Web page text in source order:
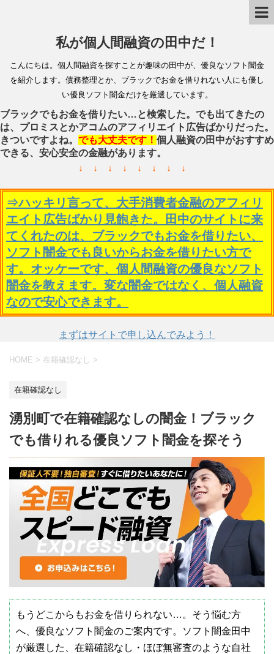
私が個人間融資の田中だ！
こんにちは。個人間融資を探すことが趣味の田中が、優良なソフト闇金
を紹介します。債務整理とか、ブラックでお金を借りれない人にも優し
い優良ソフト闇金だけを厳選しています。
ブラックでもお金を借りたい…と検索した。でも出てきたの
は、プロミスとかアコムのアフィリエイト広告ばかりだった。
きついですよね。 でも大丈夫です！ 個人融資の田中がおすすめ
できる、安心安全の金融があります。
↓ ↓ ↓ ↓ ↓ ↓ ↓ ↓
⇒ハッキリ言って、大手消費者金融のアフィリ
エイト広告ばかり見飽きた。田中のサイトに来
てくれたのは、ブラックでもお金を借りたい、
ソフト闇金でも良いからお金を借りたい方で
す。オッケーです、個人間融資の優良なソフト
闇金を教えます。変な闇金ではなく、個人融資
なので安心できます。
まずはサイトで申し込んでみよう！
HOME > 在籍確認なし >
在籍確認なし
湧別町で在籍確認なしの闇金！ブラック
でも借りれる優良ソフト闇金を探そう
もうどこからもお金を借りられない…。そう悩む方
へ、優良なソフト闇金のご案内です。ソフト闇金田中
が厳選した、在籍確認なし・ほぼ無審査のような自社